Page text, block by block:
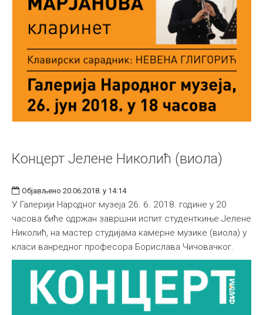
Концерт Јелене Николић (виола)
Објављено 20.06.2018. у 14:14
У Галерији Народног музеја 26. 6. 2018. године у 20
часова биће одржан завршни испит студенткиње Јелене
Николић, на мастер студијама камерне музике (виола) у
класи ванредног професора Борислава Чичовачког.